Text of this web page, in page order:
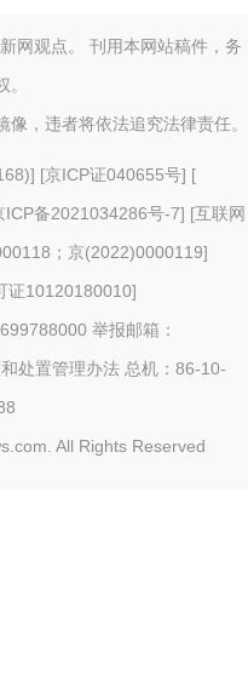
网观点。 刊用本网站稿件，务
，违者将依法追究法律责任。
] [京ICP证040655号] [
ICP备2021034286号-7] [互联网
；京(2022)0000119]
证10120180010]
举报邮箱：
处置管理办法 总机：86-10-
All Rights Reserved